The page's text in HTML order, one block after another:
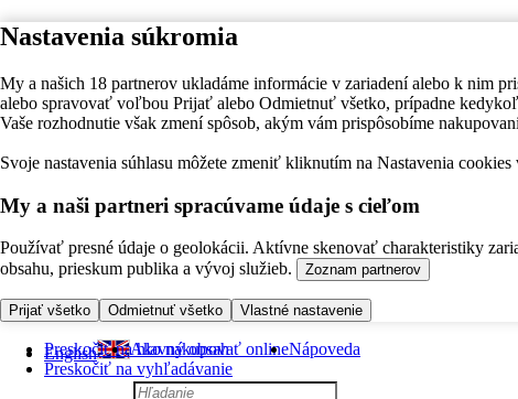
Nastavenia súkromia
My a našich 18 partnerov ukladáme informácie v zariadení alebo k nim
alebo spravovať voľbou Prijať alebo Odmietnuť všetko, prípadne
Vaše rozhodnutie však zmení spôsob, akým vám prispôsobíme
Svoje nastavenia súhlasu môžete zmeniť kliknutím na Nastavenia cookies
My a naši partneri spracúvame údaje s cieľom
Používať presné údaje o geolokácii. Aktívne skenovať charakteristiky
obsahu, prieskum publika a vývoj služieb.
Zoznam partnerov
Prijať všetko Odmietnuť všetko Vlastné nastavenie
Preskočiť na hlavný obsah
Preskočiť na vyhľadávanie
English Ako nakupovať onlineNápoveda